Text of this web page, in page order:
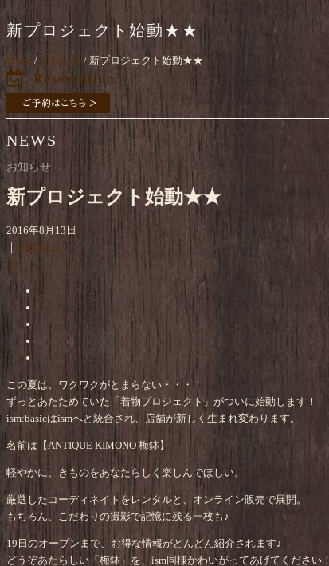
新プロジェクト始動★★
Home / お知らせ / 新プロジェクト始動★★
NEWS
お知らせ
新プロジェクト始動★★
2016年8月13日
｜ お知らせ
0
この夏は、ワクワクがとまらない・・・！
ずっとあたためていた「着物プロジェクト」がついに始動します！
ism:basicはismへと統合され、店舗が新しく生まれ変わります。
名前は【ANTIQUE KIMONO 梅鉢】
軽やかに、きものをあなたらしく楽しんでほしい。
厳選したコーディネイトをレンタルと、オンライン販売で展開。
もちろん、こだわりの撮影で記憶に残る一枚も♪
19日のオープンまで、お得な情報がどんどん紹介されます♪
どうぞあたらしい「梅鉢」を、ism同様かわいがってあげてください！